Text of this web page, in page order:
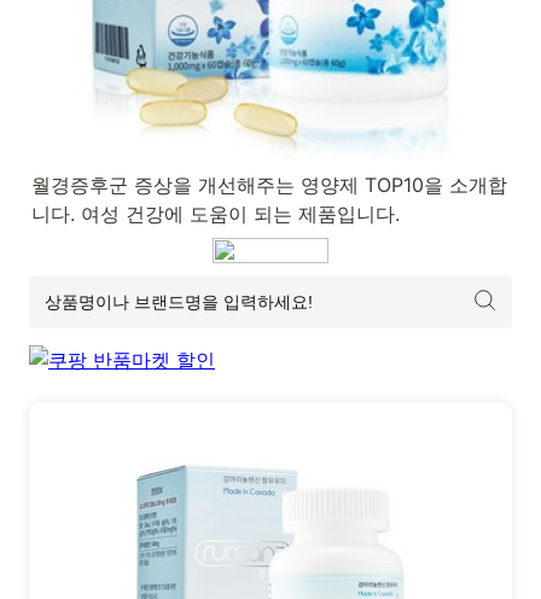
월경증후군 증상을 개선해주는 영양제 TOP10을 소개합
니다. 여성 건강에 도움이 되는 제품입니다.